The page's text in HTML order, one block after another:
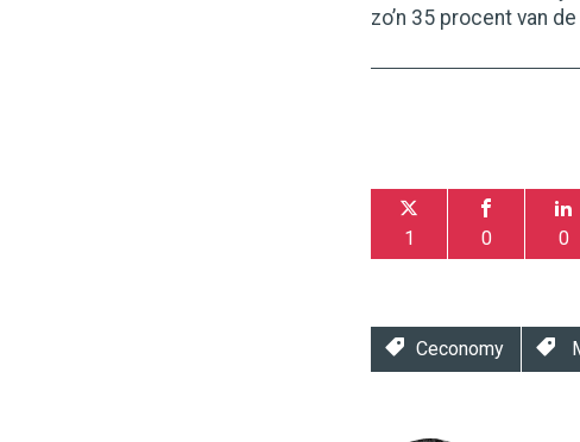
zo’n 35 procent van
1 0 0
Ceconomy